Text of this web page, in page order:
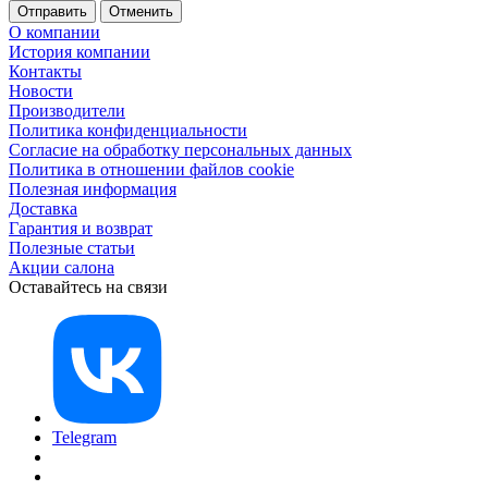
Отменить
О компании
История компании
Контакты
Новости
Производители
Политика конфиденциальности
Согласие на обработку персональных данных
Политика в отношении файлов cookie
Полезная информация
Доставка
Гарантия и возврат
Полезные статьи
Акции салона
Оставайтесь на связи
Telegram